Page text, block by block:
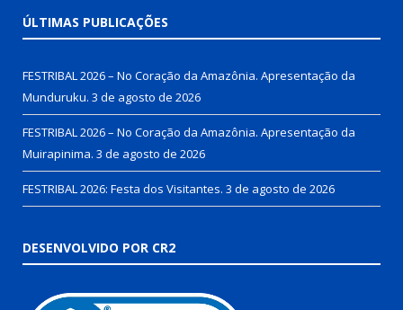
ÚLTIMAS PUBLICAÇÕES
FESTRIBAL 2026 – No Coração da Amazônia. Apresentação da
Munduruku. 3 de agosto de 2026
FESTRIBAL 2026 – No Coração da Amazônia. Apresentação da
Muirapinima. 3 de agosto de 2026
FESTRIBAL 2026: Festa dos Visitantes. 3 de agosto de 2026
DESENVOLVIDO POR CR2